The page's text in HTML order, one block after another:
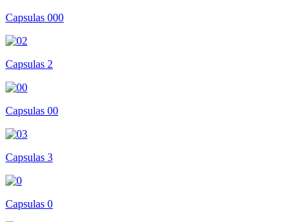
Capsulas 000
Capsulas 2
Capsulas 00
Capsulas 3
Capsulas 0